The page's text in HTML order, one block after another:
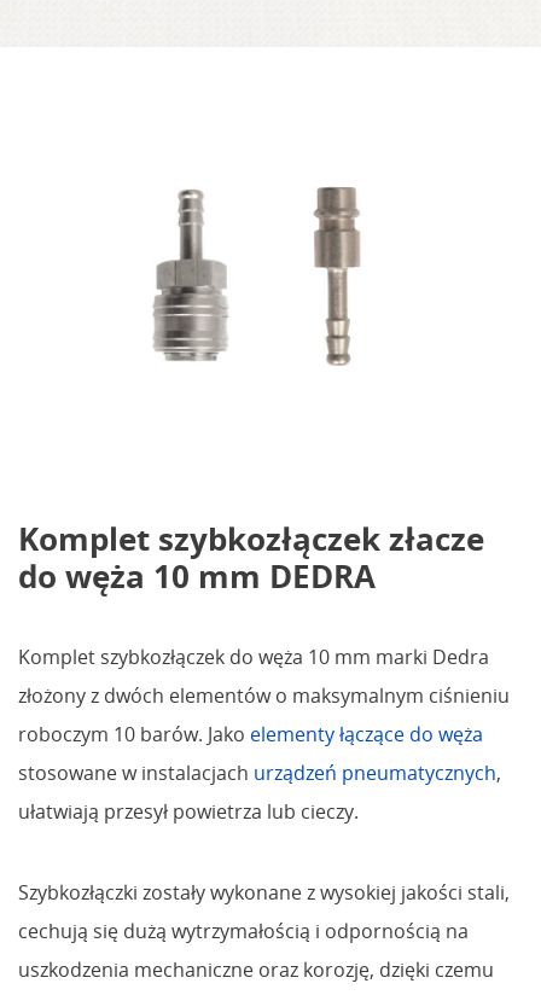
Komplet szybkozłączek złacze
do węża 10 mm DEDRA
Komplet szybkozłączek do węża 10 mm marki Dedra
złożony z dwóch elementów o maksymalnym ciśnieniu
roboczym 10 barów. Jako elementy łączące do węża
stosowane w instalacjach urządzeń pneumatycznych,
ułatwiają przesył powietrza lub cieczy.
Szybkozłączki zostały wykonane z wysokiej jakości stali,
cechują się dużą wytrzymałością i odpornością na
uszkodzenia mechaniczne oraz korozję, dzięki czemu